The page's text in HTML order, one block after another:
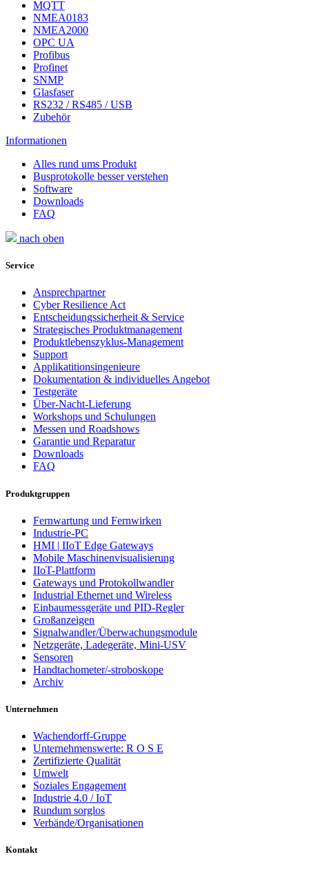
MQTT
NMEA0183
NMEA2000
OPC UA
Profibus
Profinet
SNMP
Glasfaser
RS232 / RS485 / USB
Zubehör
Informationen
Alles rund ums Produkt
Busprotokolle besser verstehen
Software
Downloads
FAQ
nach oben
Service
Ansprechpartner
Cyber Resilience Act
Entscheidungssicherheit & Service
Strategisches Produktmanagement
Produktlebenszyklus-Management
Support
Applikatitionsingenieure
Dokumentation & individuelles Angebot
Testgeräte
Über-Nacht-Lieferung
Workshops und Schulungen
Messen und Roadshows
Garantie und Reparatur
Downloads
FAQ
Produktgruppen
Fernwartung und Fernwirken
Industrie-PC
HMI | IIoT Edge Gateways
Mobile Maschinenvisualisierung
IIoT-Plattform
Gateways und Protokollwandler
Industrial Ethernet und Wireless
Einbaumessgeräte und PID-Regler
Großanzeigen
Signalwandler/Überwachungsmodule
Netzgeräte, Ladegeräte, Mini-USV
Sensoren
Handtachometer/-stroboskope
Archiv
Unternehmen
Wachendorff-Gruppe
Unternehmenswerte: R O S E
Zertifizierte Qualität
Umwelt
Soziales Engagement
Industrie 4.0 / IoT
Rundum sorglos
Verbände/Organisationen
Kontakt